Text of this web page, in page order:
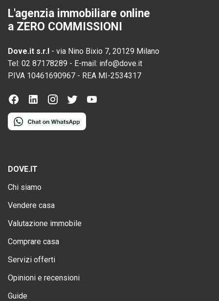
L'agenzia immobiliare online
a ZERO COMMISSIONI
Dove.it s.r.l - via Nino Bixio 7, 20129 Milano
Tel: 02 87178289 - E-mail: info@dove.it
P.IVA 10461690967 - REA MI-2534317
DOVE.IT
Chi siamo
Vendere casa
Valutazione immobile
Comprare casa
Servizi offerti
Opinioni e recensioni
Guide